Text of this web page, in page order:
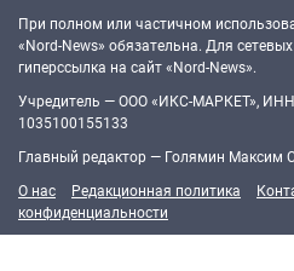
При полном или частичном
«Nord-News» обязательна. Для
гиперссылка на сайт «Nord-News».
Учредитель — ООО «ИКС-МАРКЕТ»,
1035100155133
Главный редактор — Голямин Максим
О нас
Редакционная политика
конфиденциальности